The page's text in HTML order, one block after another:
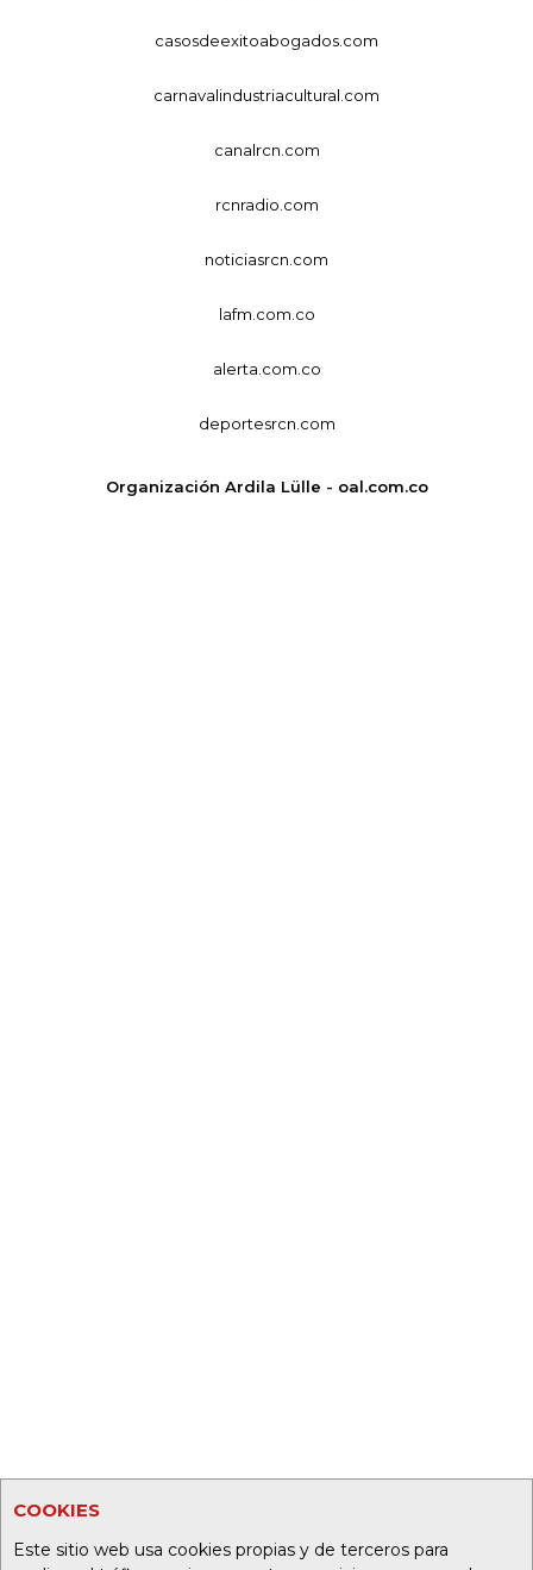
COOKIES
Este sitio web usa cookies propias y de terceros para
casosdeexitoabogados.com
carnavalindustriacultural.com
canalrcn.com
rcnradio.com
noticiasrcn.com
lafm.com.co
alerta.com.co
deportesrcn.com
Organización Ardila Lülle - oal.com.co